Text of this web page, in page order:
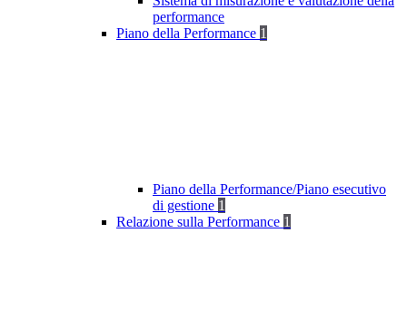
performance
Piano della Performance 1
Piano della Performance/Piano esecutivo
di gestione 1
Relazione sulla Performance 1